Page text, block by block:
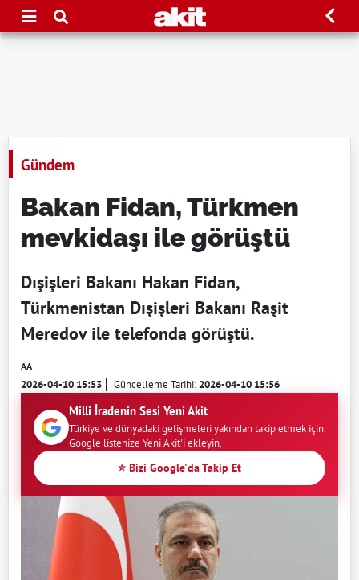
Gündem
Bakan Fidan, Türkmen
mevkidaşı ile görüştü
Dışişleri Bakanı Hakan Fidan,
Türkmenistan Dışişleri Bakanı Raşit
Meredov ile telefonda görüştü.
AA
2026-04-10 15:53 Güncelleme Tarihi:2026-04-10 15:56
Milli İradenin Sesi Yeni Akit
Türkiye ve dünyadaki gelişmeleri yakından takip etmek için
Google listenize Yeni Akit'i ekleyin.
⭐ Bizi Google'da Takip Et